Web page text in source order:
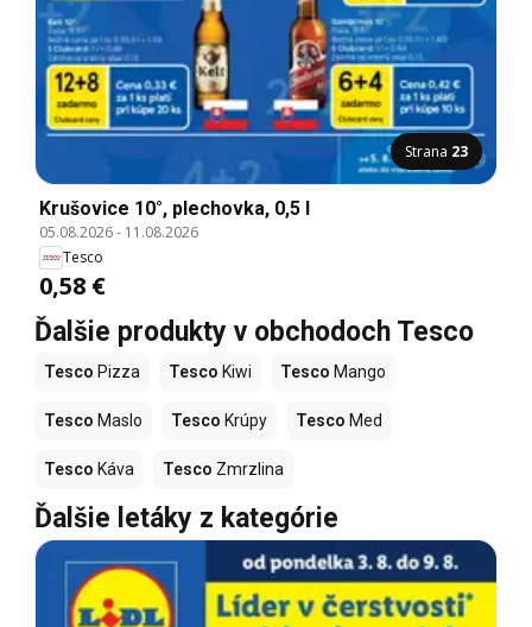
Strana 23
Krušovice 10°, plechovka, 0,5 l
05.08.2026- 11.08.2026
Tesco
0,58 €
Ďalšie produkty v obchodoch Tesco
Tesco Pizza Tesco Kiwi Tesco Mango
Tesco Maslo Tesco Krúpy Tesco Med
Tesco Káva Tesco Zmrzlina
Ďalšie letáky z kategórie